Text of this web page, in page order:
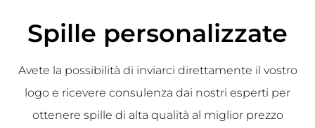
Spille personalizzate
Avete la possibilità di inviarci direttamente il vostro
logo e ricevere consulenza dai nostri esperti per
ottenere spille di alta qualità al miglior prezzo